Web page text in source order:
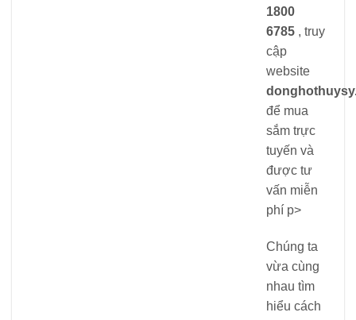
1800
6785 , truy
cập
website
để mua
sắm trực
tuyến và
được tư
vấn miễn
phí p>
Chúng ta
vừa cùng
nhau tìm
hiểu cách